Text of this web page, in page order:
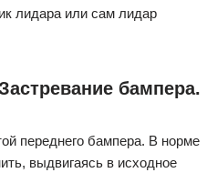
лидара или сам лидар
бампера.
переднего бампера. В норме
выдвигаясь в исходное